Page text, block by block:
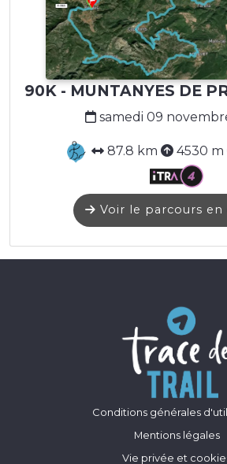
90K - MUNTANYES DE
samedi 09
87.8 km 4530 m
Voir le parcours en
Conditions générales
Mentions légales
Vie privée et